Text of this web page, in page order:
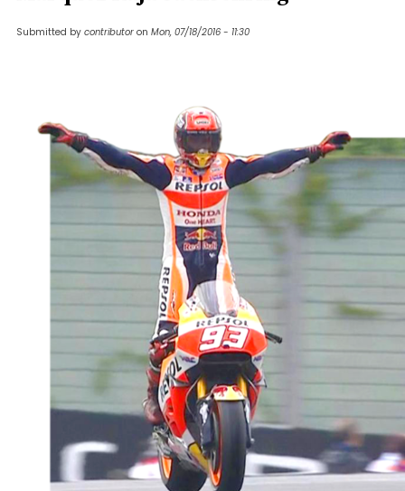
Submitted by contributor on Mon, 07/18/2016 - 11:30